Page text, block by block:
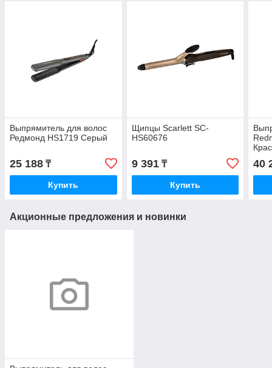
Выпрямитель для волос
Редмонд HS1719 Серый
25 188 ₸
Купить
Щипцы Scarlett SC-
HS60676
9 391₸
Купить
40
Акционные предложения и новинки